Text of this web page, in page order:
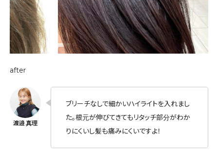
after
ブリーチなしで細かいハイライトを入れまし
た。根元が伸びてきてもリタッチ部分がわか
りにくいし髪も痛みにくいですよ！